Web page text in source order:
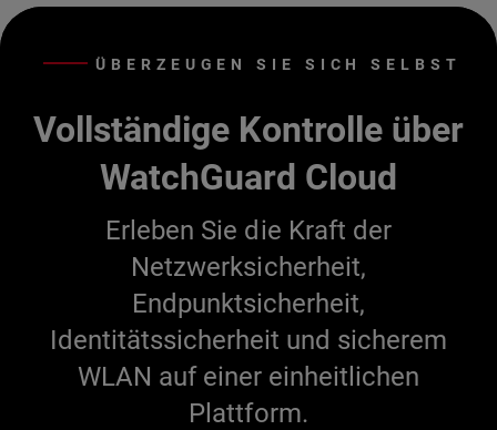
ÜBERZEUGEN SIE SICH SELBST
Vollständige Kontrolle über
WatchGuard Cloud
Erleben Sie die Kraft der
Netzwerksicherheit,
Endpunktsicherheit,
Identitätssicherheit und sicherem
WLAN auf einer einheitlichen
Plattform.